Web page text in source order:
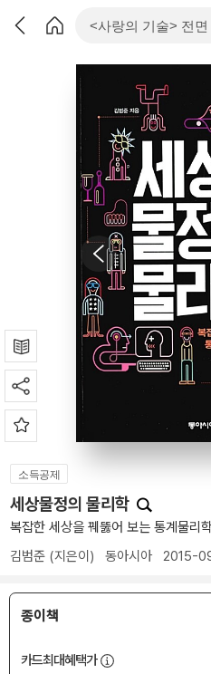
소득공제
세상물정의 물리학
복잡한 세상을 꿰뚫어 보는 통계물리
김범준 (지은이) 동아시아 2015-
종이책
카드최대혜택가